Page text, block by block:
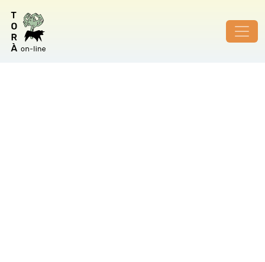
ID de foto no vàlid